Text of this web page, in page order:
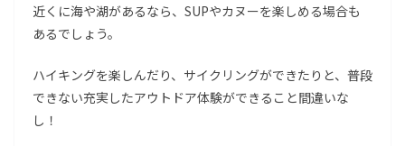
近くに海や湖があるなら、SUPやカヌーを楽しめる場合も
あるでしょう。
ハイキングを楽しんだり、サイクリングができたりと、普段
できない充実したアウトドア体験ができること間違いな
し！